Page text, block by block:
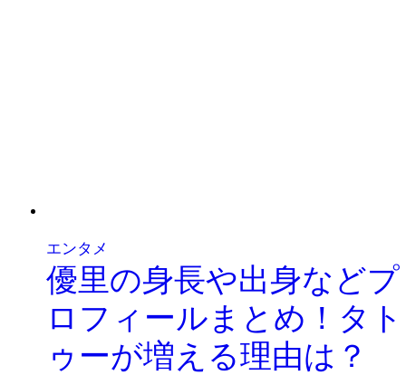
エンタメ
優里の身長や出身などプ
ロフィールまとめ！タト
ゥーが増える理由は？